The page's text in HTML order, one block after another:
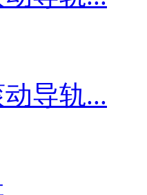
导轨...
导轨...